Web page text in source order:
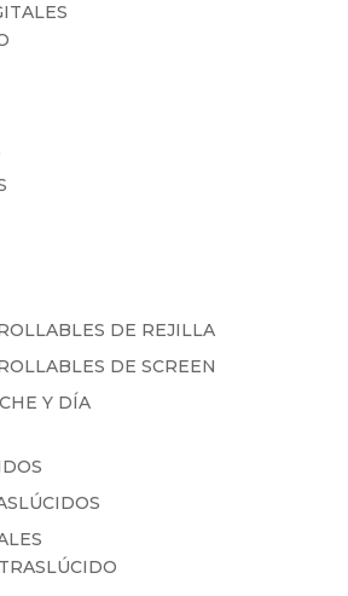
DE REJILLA
DE SCREEN
Y DÍA